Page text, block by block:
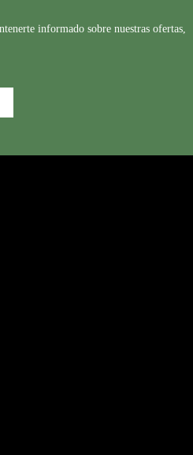
informado sobre nuestras ofertas,